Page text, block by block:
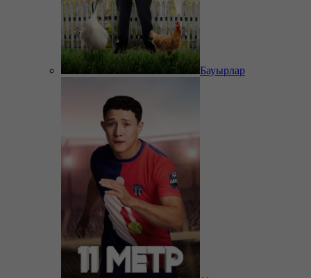
Бауырлар